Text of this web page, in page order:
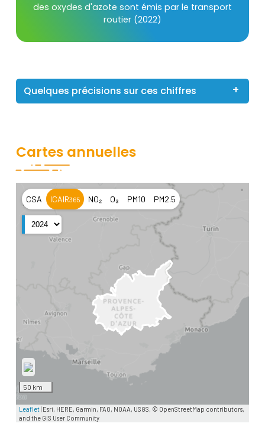
Texte
des oxydes d'azote sont émis par le transport
routier (2022)
Quelques précisions sur ces chiffres
Cartes annuelles
Contenu